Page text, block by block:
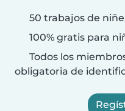
50 trabajos de
100% gratis para
Todos los
obligatoria de